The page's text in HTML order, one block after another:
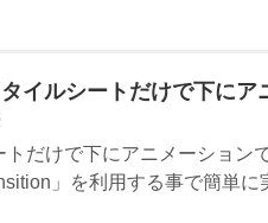
タイルシートだけで下に
トだけで下にアニメーション
」を利用する事で簡単に